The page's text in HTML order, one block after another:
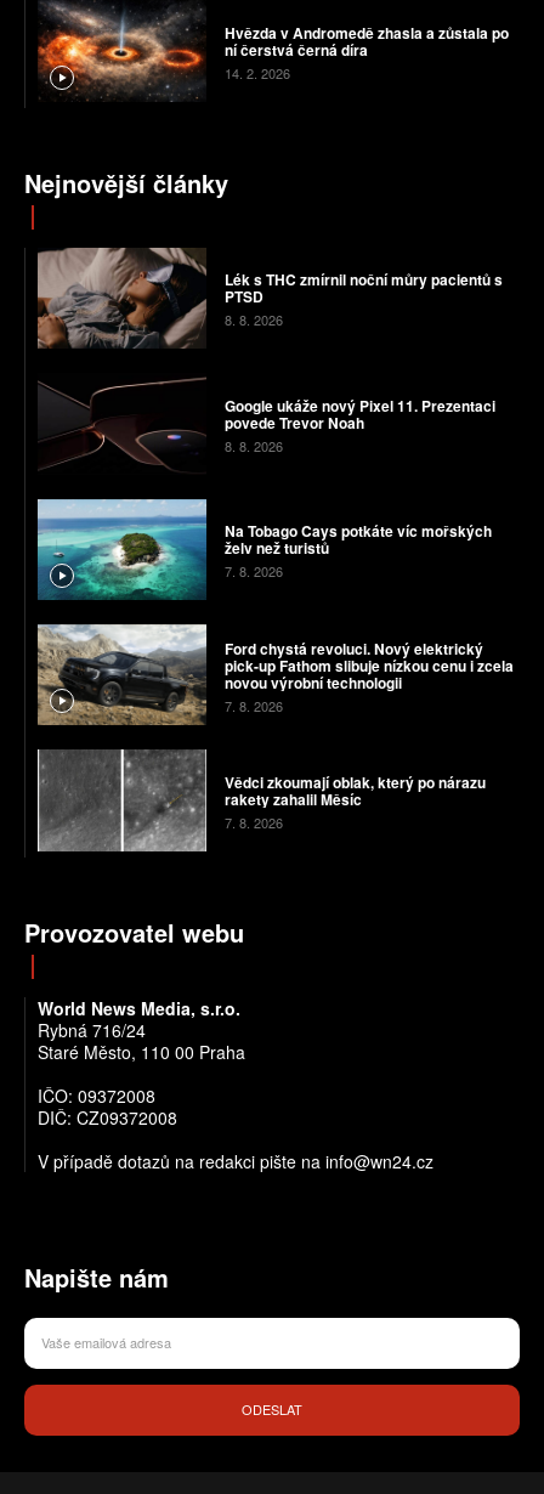
Hvězda v Andromedě zhasla a zůstala po
ní čerstvá černá díra
14. 2. 2026
Nejnovější články
Lék s THC zmírnil noční můry pacientů s
PTSD
8. 8. 2026
Google ukáže nový Pixel 11. Prezentaci
povede Trevor Noah
8. 8. 2026
Na Tobago Cays potkáte víc mořských
želv než turistů
7. 8. 2026
Ford chystá revoluci. Nový elektrický
pick-up Fathom slibuje nízkou cenu i zcela
novou výrobní technologii
7. 8. 2026
Vědci zkoumají oblak, který po nárazu
rakety zahalil Měsíc
7. 8. 2026
Provozovatel webu
World News Media, s.r.o.
Rybná 716/24
Staré Město, 110 00 Praha
IČO: 09372008
DIČ: CZ09372008
V případě dotazů na redakci pište na info@wn24.cz
Napište nám
ODESLAT